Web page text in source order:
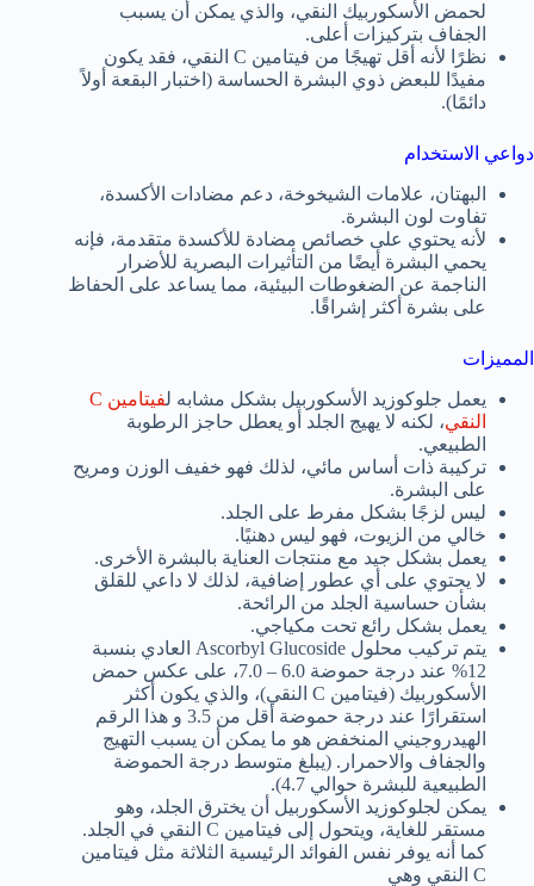
لحمض الأسكوربيك النقي، والذي يمكن أن يسبب
الجفاف بتركيزات أعلى.
نظرًا لأنه أقل تهيجًا من فيتامين C النقي، فقد يكون
مفيدًا للبعض ذوي البشرة الحساسة (اختبار البقعة أولاً
دائمًا).
دواعي الاستخدام
البهتان، علامات الشيخوخة، دعم مضادات الأكسدة،
تفاوت لون البشرة.
لأنه يحتوي على خصائص مضادة للأكسدة متقدمة، فإنه
يحمي البشرة أيضًا من التأثيرات البصرية للأضرار
الناجمة عن الضغوطات البيئية، مما يساعد على الحفاظ
على بشرة أكثر إشراقًا.
المميزات
يعمل جلوكوزيد الأسكوربيل بشكل مشابه ل
فيتامين C
النقي، لكنه لا يهيج الجلد أو يعطل حاجز الرطوبة
الطبيعي.
تركيبة ذات أساس مائي، لذلك فهو خفيف الوزن ومريح
على البشرة.
ليس لزجًا بشكل مفرط على الجلد.
خالي من الزيوت، فهو ليس دهنيًا.
يعمل بشكل جيد مع منتجات العناية بالبشرة الأخرى.
لا يحتوي على أي عطور إضافية، لذلك لا داعي للقلق
بشأن حساسية الجلد من الرائحة.
يعمل بشكل رائع تحت مكياجي.
يتم تركيب محلول Ascorbyl Glucoside العادي بنسبة
12% عند درجة حموضة 6.0 – 7.0، على عكس حمض
الأسكوربيك (فيتامين C النقي)، والذي يكون أكثر
استقرارًا عند درجة حموضة أقل من 3.5 و هذا الرقم
الهيدروجيني المنخفض هو ما يمكن أن يسبب التهيج
والجفاف والاحمرار. (يبلغ متوسط درجة الحموضة
الطبيعية للبشرة حوالي 4.7).
يمكن لجلوكوزيد الأسكوربيل أن يخترق الجلد، وهو
مستقر للغاية، ويتحول إلى فيتامين C النقي في الجلد.
كما أنه يوفر نفس الفوائد الرئيسية الثلاثة مثل فيتامين
C النقي وهي